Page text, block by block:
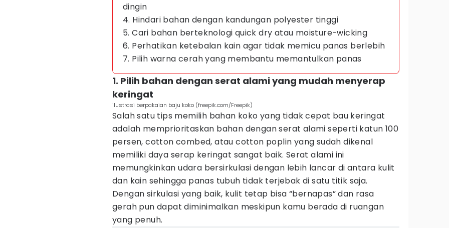
dingin
4. Hindari bahan dengan kandungan polyester tinggi
5. Cari bahan berteknologi quick dry atau moisture-wicking
6. Perhatikan ketebalan kain agar tidak memicu panas berlebih
7. Pilih warna cerah yang membantu memantulkan panas
1. Pilih bahan dengan serat alami yang mudah menyerap
keringat
ilustrasi berpakaian baju koko (freepik.com/Freepik)
Salah satu tips memilih bahan koko yang tidak cepat bau keringat
adalah memprioritaskan bahan dengan serat alami seperti katun 100
persen, cotton combed, atau cotton poplin yang sudah dikenal
memiliki daya serap keringat sangat baik. Serat alami ini
memungkinkan udara bersirkulasi dengan lebih lancar di antara kulit
dan kain sehingga panas tubuh tidak terjebak di satu titik saja.
Dengan sirkulasi yang baik, kulit tetap bisa “bernapas” dan rasa
gerah pun dapat diminimalkan meskipun kamu berada di ruangan
yang penuh.